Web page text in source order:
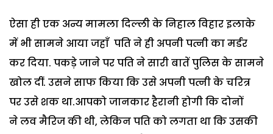
ऐसा ही एक अन्य मामला दिल्ली के निहाल विहार इलाके
में भी सामने आया जहाँ पति ने ही अपनी पत्नी का मर्डर
कर दिया. पकड़े जाने पर पति ने सारी बातें पुलिस के सामने
खोल दीं. उसने साफ किया कि उसे अपनी पत्नी के चरित्र
पर उसे शक था.आपको जानकार हैरानी होगी कि दोनों
ने लव मैरिज की थी, लेकिन पति को लगता था कि उसकी